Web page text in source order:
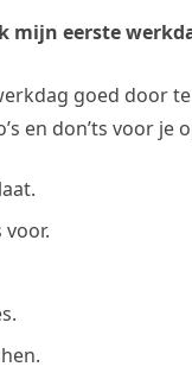
mijn eerste
goed door
en don’ts voor je
voor.